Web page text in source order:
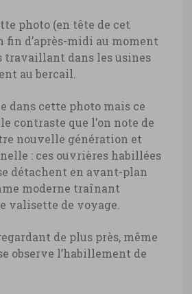
photo (en tête de cet
fin d’après-midi au moment
travaillant dans les usines
au bercail.
dans cette photo mais ce
contraste que l’on note de
nouvelle génération et
: ces ouvrières habillées
détachent en avant-plan
moderne traînant
valisette de voyage.
de plus près, même
observe l’habillement de